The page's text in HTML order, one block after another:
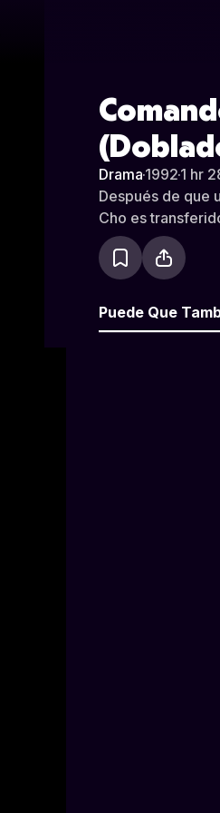
Drama·1992·1 hr
Después de que
Cho es
Puede Que